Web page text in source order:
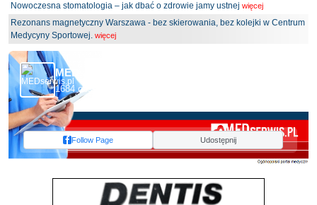
Nowoczesna stomatologia – jak dbać o zdrowie jamy ustnej więcej
Rezonans magnetyczny Warszawa - bez skierowania, bez kolejki w Centrum
Medycyny Sportowej. więcej
MEDserwis.pl - Ogólnopolski Portal Medyczny
1684 obserwujących
Follow Page Udostępnij